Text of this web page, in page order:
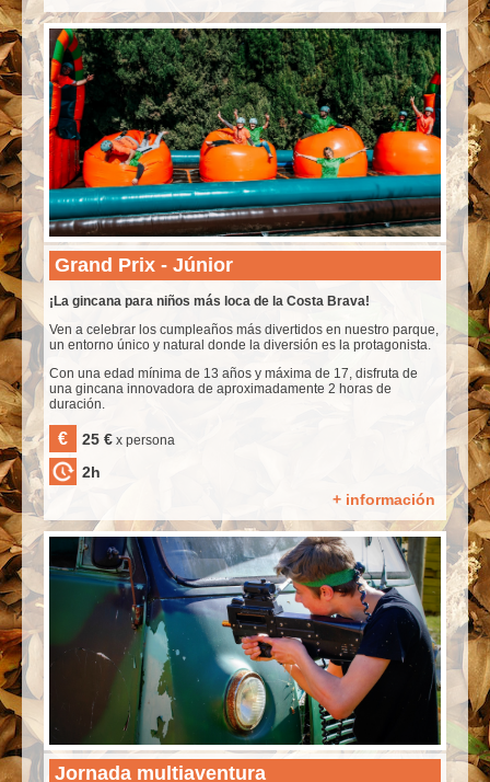
Grand Prix - Júnior
¡La gincana para niños más loca de la Costa Brava!
Ven a celebrar los cumpleaños más divertidos en nuestro parque,
un entorno único y natural donde la diversión es la protagonista.
Con una edad mínima de 13 años y máxima de 17, disfruta de
una gincana innovadora de aproximadamente 2 horas de
duración.
€ 25 € x persona
2h
+ información
Jornada multiaventura